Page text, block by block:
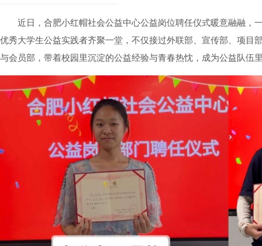
近日，合肥小红帽社会公益中心公益岗位聘任仪式暖意融融，
优秀大学生公益实践者齐聚一堂，不仅接过外联部、宣传部、项目
与会员部，带着校园里沉淀的公益经验与青春热忱，成为公益队伍